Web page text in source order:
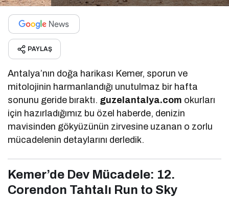
PAYLAŞ
Antalya’nın doğa harikası Kemer, sporun ve
mitolojinin harmanlandığı unutulmaz bir hafta
sonunu geride bıraktı. guzelantalya.com okurları
için hazırladığımız bu özel haberde, denizin
mavisinden gökyüzünün zirvesine uzanan o zorlu
mücadelenin detaylarını derledik.
Kemer’de Dev Mücadele: 12.
Corendon Tahtalı Run to Sky